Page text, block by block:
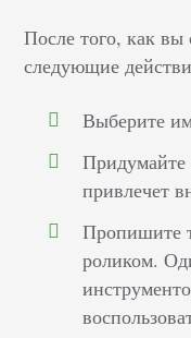
После того, как
следующие
Выберите
Придумайте
привлечет
Пропишите
роликом.